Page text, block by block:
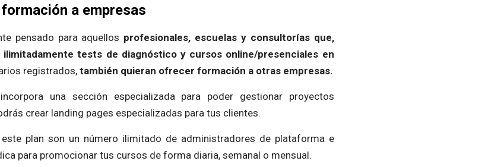
a empresas
pensado para aquellos profesionales, escuelas y consultorías que,
tests de diagnóstico y cursos online/presenciales en
registrados,también quieran ofrecer formación a otras empresas.
una sección especializada para poder gestionar proyectos
crear landing pages especializadas para tus clientes.
plan son un número ilimitado de administradores de plataforma e
para promocionar tus cursos de forma diaria, semanal o mensual.